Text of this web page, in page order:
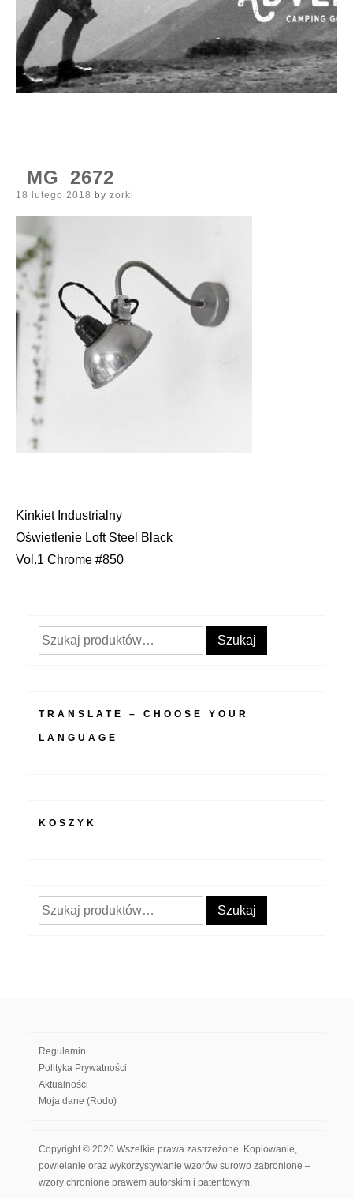
_MG_2672
Posted
18 lutego 2018 by zorki
Nawigacja
wpisu
Kinkiet Industrialny
Oświetlenie Loft Steel Black
Vol.1 Chrome #850
Szukaj: Szukaj
TRANSLATE – CHOOSE YOUR
LANGUAGE
KOSZYK
Szukaj: Szukaj
Regulamin
Polityka Prywatności
Aktualności
Moja dane (Rodo)
Copyright © 2020 Wszelkie prawa zastrzeżone. Kopiowanie,
powielanie oraz wykorzystywanie wzorów surowo zabronione –
wzory chronione prawem autorskim i patentowym.